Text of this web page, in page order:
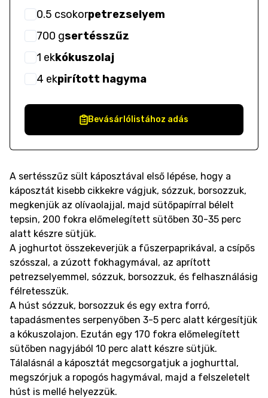
0.5 csokorpetrezselyem
700 gsertésszűz
1 ekkókuszolaj
4 ekpirított hagyma
Bevásárlólistához adás
A sertésszűz sült káposztával első lépése, hogy a
káposztát kisebb cikkekre vágjuk, sózzuk, borsozzuk,
megkenjük az olívaolajjal, majd sütőpapírral bélelt
tepsin, 200 fokra előmelegített sütőben 30-35 perc
alatt készre sütjük.
A joghurtot összekeverjük a fűszerpaprikával, a csípős
szósszal, a zúzott fokhagymával, az aprított
petrezselyemmel, sózzuk, borsozzuk, és felhasználásig
félretesszük.
A húst sózzuk, borsozzuk és egy extra forró,
tapadásmentes serpenyőben 3-5 perc alatt kérgesítjük
a kókuszolajon. Ezután egy 170 fokra előmelegített
sütőben nagyjából 10 perc alatt készre sütjük.
Tálalásnál a káposztát megcsorgatjuk a joghurttal,
megszórjuk a ropogós hagymával, majd a felszeletelt
húst is mellé helyezzük.